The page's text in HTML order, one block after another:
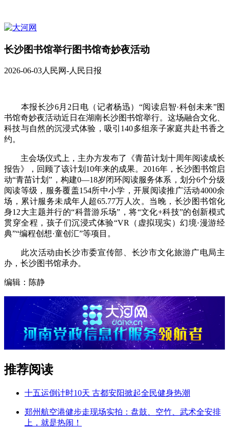
长沙图书馆举行图书馆奇妙夜活动
2026-06-03人民网-人民日报
本报长沙6月2日电（记者杨迅）“阅读启智·科创未来”图
书馆奇妙夜活动近日在湖南长沙图书馆举行。这场融合文化、
科技与自然的沉浸式体验，吸引140多组亲子家庭共赴书香之
约。
主会场仪式上，主办方发布了《青苗计划十周年阅读成长
报告》，回顾了该计划10年来的成果。2016年，长沙图书馆启
动“青苗计划”，构建0—18岁闭环阅读服务体系，划分6个分级
阅读等级，服务覆盖154所中小学，开展阅读推广活动4000余
场，累计服务未成年人超65.77万人次。当晚，长沙图书馆化
身12大主题并行的“科普游乐场”，将“文化+科技”的创新模式
贯穿全程，孩子们沉浸式体验“VR（虚拟现实）幻境·漫游经
典”“编程创想·童创汇”等项目。
此次活动由长沙市委宣传部、长沙市文化旅游广电局主
办，长沙图书馆承办。
编辑：陈静
推荐阅读
十五运倒计时10天 古都安阳掀起全民健身热潮
郑州航空港健步走现场实拍：盘鼓、空竹、武术全安排
上，就是热闹！